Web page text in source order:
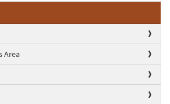
Area